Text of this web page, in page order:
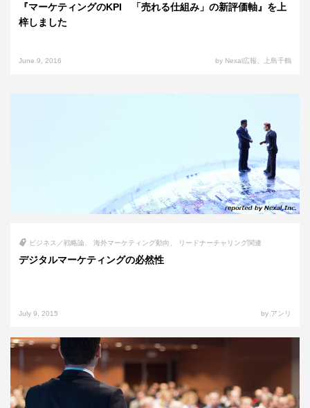
『マーケティングのKPI 「売れる仕組み」の新評価軸』を上
梓しました
June 9, 2016 by Nexal広報、上島千鶴
ビジネス／戦略論 海外マーケティング動向 リードナーチャリング関連
デジタルマーケティングの必然性
July 9, 2015 by アンリ